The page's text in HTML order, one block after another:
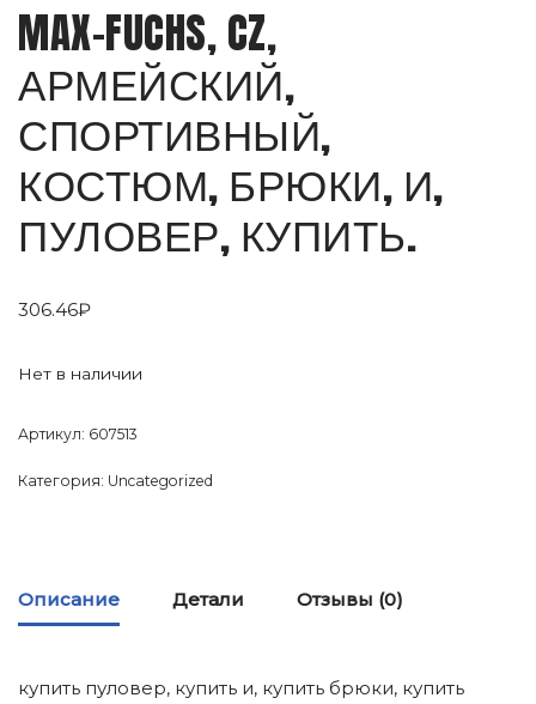
MAX-FUCHS, CZ,
АРМЕЙСКИЙ,
СПОРТИВНЫЙ,
КОСТЮМ, БРЮКИ, И,
ПУЛОВЕР, КУПИТЬ.
306.46₽
Нет в наличии
Артикул: 607513
Категория: Uncategorized
Описание Детали Отзывы (0)
купить пуловер, купить и, купить брюки, купить